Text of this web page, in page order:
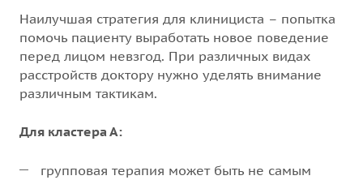
Наилучшая стратегия для клинициста – попытка
помочь пациенту выработать новое поведение
перед лицом невзгод. При различных видах
расстройств доктору нужно уделять внимание
различным тактикам.
Для кластера А:
групповая терапия может быть не самым